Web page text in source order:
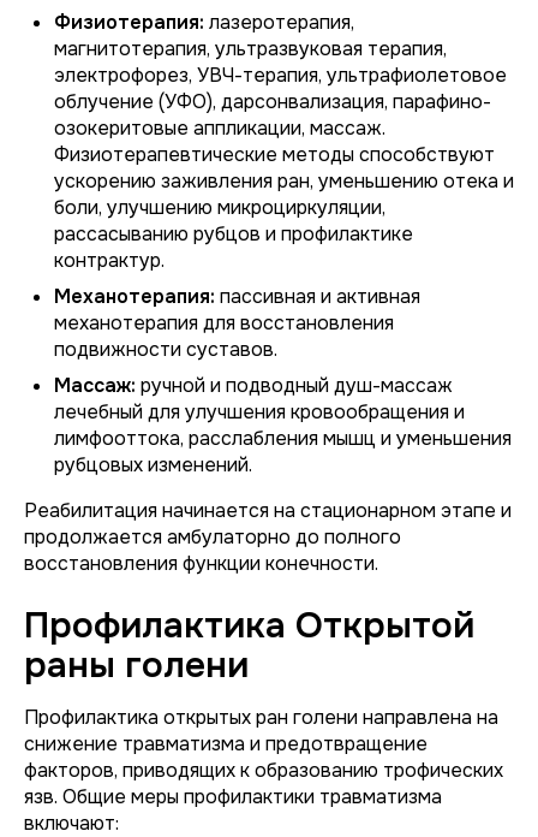
Физиотерапия: лазеротерапия,
магнитотерапия, ультразвуковая терапия,
электрофорез, УВЧ-терапия, ультрафиолетовое
облучение (УФО), дарсонвализация, парафино-
озокеритовые аппликации, массаж.
Физиотерапевтические методы способствуют
ускорению заживления ран, уменьшению отека и
боли, улучшению микроциркуляции,
рассасыванию рубцов и профилактике
контрактур.
Механотерапия: пассивная и активная
механотерапия для восстановления
подвижности суставов.
Массаж: ручной и подводный душ-массаж
лечебный для улучшения кровообращения и
лимфооттока, расслабления мышц и уменьшения
рубцовых изменений.
Реабилитация начинается на стационарном этапе и
продолжается амбулаторно до полного
восстановления функции конечности.
Профилактика Открытой
раны голени
Профилактика открытых ран голени направлена на
снижение травматизма и предотвращение
факторов, приводящих к образованию трофических
язв. Общие меры профилактики травматизма
включают: